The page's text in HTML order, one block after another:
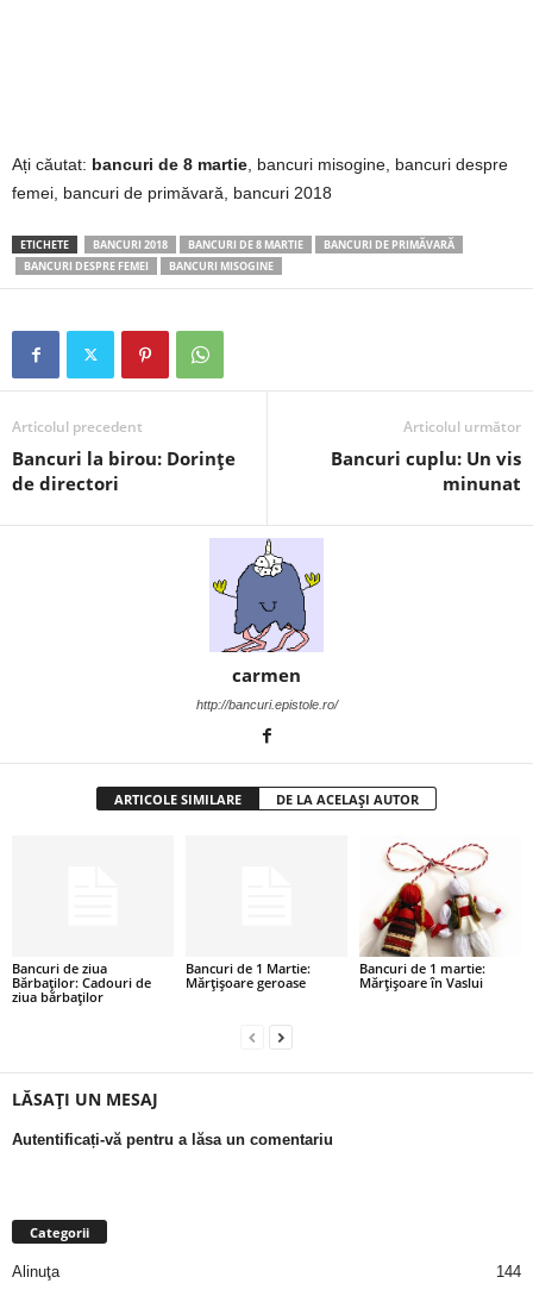
u
z
t
Ați căutat: bancuri de 8 martie , bancuri misogine, bancuri despre
femei, bancuri de primăvară, bancuri 2018
ETICHETE BANCURI 2018 BANCURI DE 8 MARTIE
BANCURI DE PRIMĂVARĂ
BANCURI DESPRE FEMEI
BANCURI MISOGINE
Articolul precedent
Bancuri la birou: Dorințe
de directori
Articolul următor
Bancuri cuplu: Un vis
minunat
carmen
http://bancuri.epistole.ro/
ARTICOLE SIMILARE DE LA ACELAȘI AUTOR
Bancuri de ziua
Bărbaților: Cadouri de
ziua bărbaților
Bancuri de 1 Martie:
Mărțișoare geroase
Bancuri de 1 martie:
Mărțișoare în Vaslui
LĂSAȚI UN MESAJ
Autentificați-vă pentru a lăsa un comentariu
Categorii
Alinuţa
144